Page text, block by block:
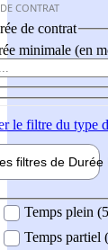
CONTRAT
de contrat
minimale (en
le filtre du type
filtres de Durée
Temps plein
Temps partiel